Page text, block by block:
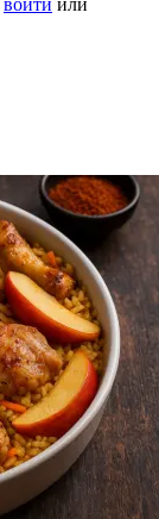
войти или